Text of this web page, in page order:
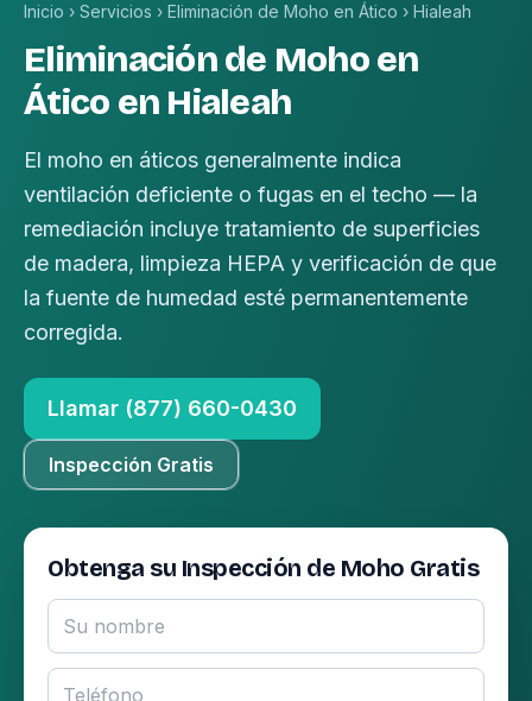
Inicio › Servicios › Eliminación de Moho en Ático › Hialeah
Eliminación de Moho en
Ático en Hialeah
El moho en áticos generalmente indica
ventilación deficiente o fugas en el techo — la
remediación incluye tratamiento de superficies
de madera, limpieza HEPA y verificación de que
la fuente de humedad esté permanentemente
corregida.
Llamar (877) 660-0430
Inspección Gratis
Obtenga su Inspección de Moho Gratis